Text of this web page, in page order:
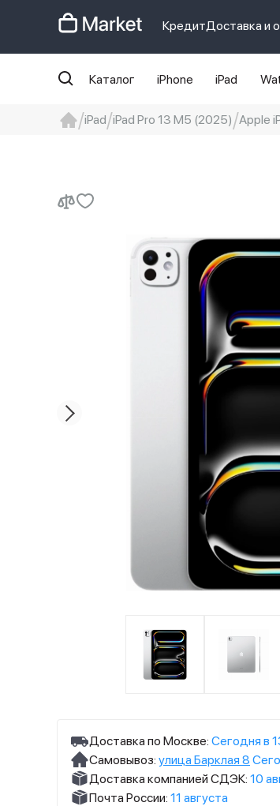
КредитДоставка и
Каталог iPhone iPad
iPad iPad Pro 13 M5 (2025) Apple
Доставка по Москве: Сегодня в
Самовывоз: улица Барклая 8
Доставка компанией СДЭК: 10
Почта России: 11 августа